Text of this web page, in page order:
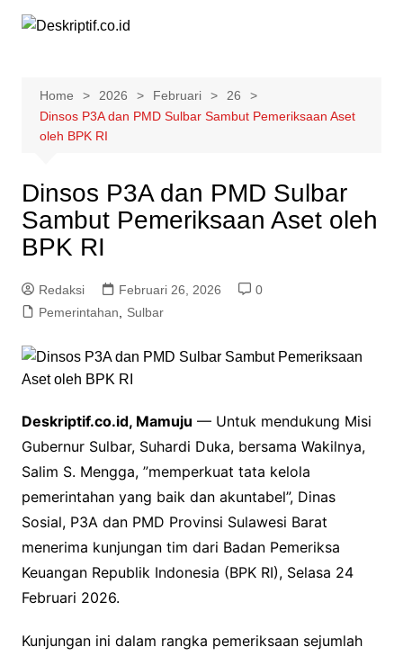
Home 2026 Februari
26
Dinsos P3A dan PMD Sulbar Sambut Pemeriksaan Aset
oleh BPK RI
Dinsos P3A dan PMD Sulbar
Sambut Pemeriksaan Aset oleh
BPK RI
Redaksi Februari 26, 2026
0
Pemerintahan, Sulbar
Deskriptif.co.id, Mamuju — Untuk mendukung Misi
Gubernur Sulbar, Suhardi Duka, bersama Wakilnya,
Salim S. Mengga, ”memperkuat tata kelola
pemerintahan yang baik dan akuntabel”, Dinas
Sosial, P3A dan PMD Provinsi Sulawesi Barat
menerima kunjungan tim dari Badan Pemeriksa
Keuangan Republik Indonesia (BPK RI), Selasa 24
Februari 2026.
Kunjungan ini dalam rangka pemeriksaan sejumlah